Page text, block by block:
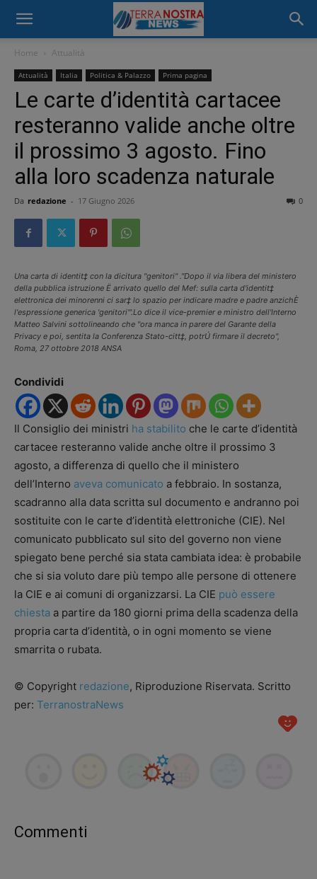
Home Attualità
Attualità Italia Politica & Palazzo Prima pagina
Le carte d’identità cartacee
resteranno valide anche oltre
il prossimo 3 agosto. Fino
alla loro scadenza naturale
Da redazione - 17 Giugno 2026 0
Una carta di identit‡ con la dicitura "genitori" ."Dopo il via libera del ministero
della pubblica istruzione Ë arrivato quello del Mef: sulla carta d'identit‡
elettronica dei minorenni ci sar‡ lo spazio per indicare madre e padre anzichÈ
l'espressione generica 'genitori'".Lo dice il vice-premier e ministro dell'Interno
Matteo Salvini sottolineando che "ora manca in parere del Garante della
Privacy e poi, sentita la Conferenza Stato-citt‡, potrÚ firmare il decreto",
Roma, 27 ottobre 2018 ANSA
Condividi
Il Consiglio dei ministri ha stabilito che le carte d’identità
cartacee resteranno valide anche oltre il prossimo 3
agosto, a differenza di quello che il ministero
dell’Interno aveva comunicato a febbraio. In sostanza,
scadranno alla data scritta sul documento e andranno poi
sostituite con le carte d’identità elettroniche (CIE). Nel
comunicato pubblicato sul sito del governo non viene
spiegato bene perché sia stata cambiata idea: è probabile
che si sia voluto dare più tempo alle persone di ottenere
la CIE e ai comuni di organizzarsi. La CIE può essere
chiesta a partire da 180 giorni prima della scadenza della
propria carta d’identità, o in ogni momento se viene
smarrita o rubata.
© Copyright redazione, Riproduzione Riservata. Scritto
per: TerranostraNews
Commenti